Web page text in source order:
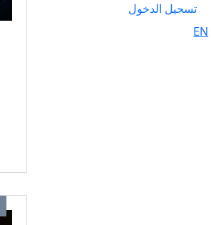
تسجيل الدخول
EN